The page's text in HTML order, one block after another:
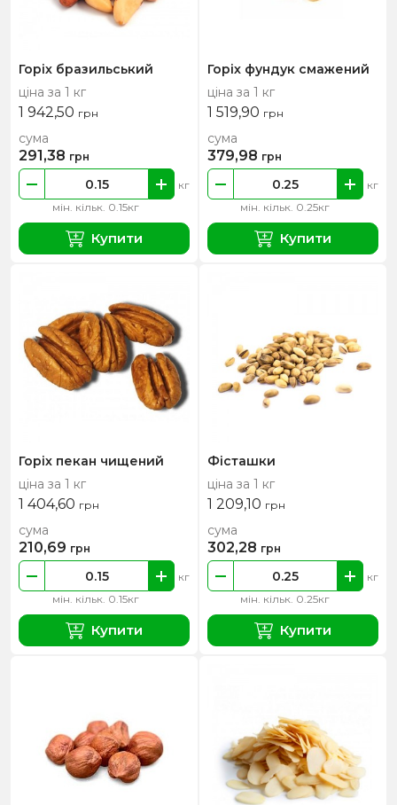
Горіх бразильський
ціна за 1 кг
1 942,50 грн
мін. кільк. 0.15кг
кг
сума
291,38 грн
Купити
Горіх фундук смажений
ціна за 1 кг
1 519,90 грн
мін. кільк. 0.25кг
кг
сума
379,98 грн
Купити
Горіх пекан чищений
ціна за 1 кг
1 404,60 грн
мін. кільк. 0.15кг
кг
сума
210,69 грн
Купити
Фісташки
ціна за 1 кг
1 209,10 грн
мін. кільк. 0.25кг
кг
сума
302,28 грн
Купити